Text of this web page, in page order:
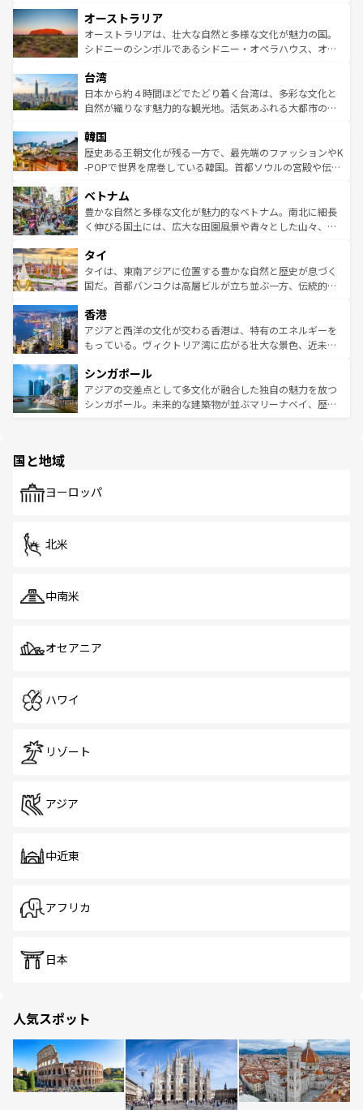
部のニューオーリンズでは、音楽と美食が融合した独特の
文化が魅力。旅行者はアメリカの各地域で異なる魅力を楽
しみながら、その多様性と豊かな歴史を感じることができ
ならではの贅沢な旅のスタイルだ。 なお、新着のアメリカ
情報はコンテンツ一覧を参照してほしい。
ワイ島は見逃せない。また、定番の観光地といえばオアフ
島だが、静かな自然を求めるならマウイ島やカウアイ島が
おすすめ。エメラルドグリーンに輝く海をはじめ、豊かな
れるおもてなしの心で訪れる人々を迎えてくれるハワイの
人々、おいしいローカルフードやハワイアンミュージッ
ク、伝統的なフラダンスなど、すべてがハワイの魅力を彩
ワイを、存分に味わってほしい。 なお、新着のハワイ情報
はコンテンツ一覧を参照してほしい。
オーストラリア
オーストラリアは、壮大な自然と多様な文化が魅力の国。
シドニーのシンボルであるシドニー・オペラハウス、オー
リアリーフや大陸中央部にそびえるウルル（エアーズロッ
ク）、タスマニアの美しい原生林やケアンズの熱帯雨林な
ど、見どころがたくさん。また、カフェやワイン、オージ
いる。アクティビティも充実しており、サーフィンやダイ
ビング、ハイキングなど、アウトドア好きにはたまらな
い。オーストラリアの多彩な魅力を存分に味わいつくそ
参照してほしい。
台湾
日本から約４時間ほどでたどり着く台湾は、多彩な文化と
自然が織りなす魅力的な観光地。活気あふれる大都市の台
ン）、静ひつな山岳地帯である台湾東部など、都市の喧騒
と山間の静けさが共存しており、訪れる人に新しい発見と
驚きをもたらしてくれる。また、奥深い台湾の食文化も魅
容にもいいと評判のスイーツなど、バラエティ豊かな料理
が味わえる。 なお、新着の台湾情報は コンテンツ一覧を参
照してほしい。
韓国
歴史ある王朝文化が残る一方で、最先端のファッションやK
-POPで世界を席巻している韓国。首都ソウルの宮殿や伝統
き、地方に足を延ばせば四季折々の自然美を楽しむことが
できる。そして、キムチや焼肉、絶品のストリートフード
まで、さまざまな韓国料理が待っている。夜には、韓国な
リティに包まれながら、韓国の多彩な魅力を心ゆくまで味
わってみてほしい。 なお、新着の韓国情報はコンテンツ一
覧を参照してほしい。
ベトナム
豊かな自然と多様な文化が魅力的なベトナム。南北に細長
く伸びる国土には、広大な田園風景や青々とした山々、世
急速な発展と共に伝統が息づく。ハノイの古い町並みやホ
ーチミン市のフランス統治時代の建物も、独特の雰囲気を
醸し出している。また、バラエティの豊かさとおいしさで
とつ。フォーやバインミー、ベトナムコーヒーなどは、ぜ
ひ現地で味わいたい。どの地域を訪れてもあたたかい人々
が旅行者を迎えてくれるので、きっと忘れられない旅にな
参照してほしい。
タイ
タイは、東南アジアに位置する豊かな自然と歴史が息づく
国だ。首都バンコクは高層ビルが立ち並ぶ一方、伝統的な
の活気が交差している。北部ではチェンマイなどの山岳地
帯で自然と触れ合い、南部ではプーケットやクラビの美し
いビーチでリゾート気分を楽しむことができる。タイ料理
激する。気候は一年中温暖で、どの季節にも異なる楽しみ
が待っている。親しみやすいタイの人々、仏教を中心とし
た文化、そして多様な観光資源が、訪れる旅人を魅了し続
香港
アジアと西洋の文化が交わる香港は、特有のエネルギーを
もっている。ヴィクトリア湾に広がる壮大な景色、近未来
み、どこを訪れても感動するはず。観光スポットが密集し
ており、効率よく見どころを回れるのも魅力。息をのむよ
うな絶景から文化的な体験まで、香港を存分に楽しみ尽く
シンガポール
アジアの交差点として多文化が融合した独自の魅力を放つ
シンガポール。未来的な建築物が並ぶマリーナベイ、歴史
で、ホーカーズは地元の風情を楽しめる外せないスポット
国と地域
ヨーロッパ
北米
中南米
オセアニア
ハワイ
リゾート
アジア
中近東
アフリカ
日本
人気スポット